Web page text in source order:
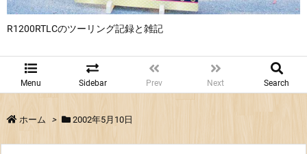
R1200RTLCのツーリング記録と雑記
Menu Sidebar Prev Next Search
ホーム > 2002年5月10日